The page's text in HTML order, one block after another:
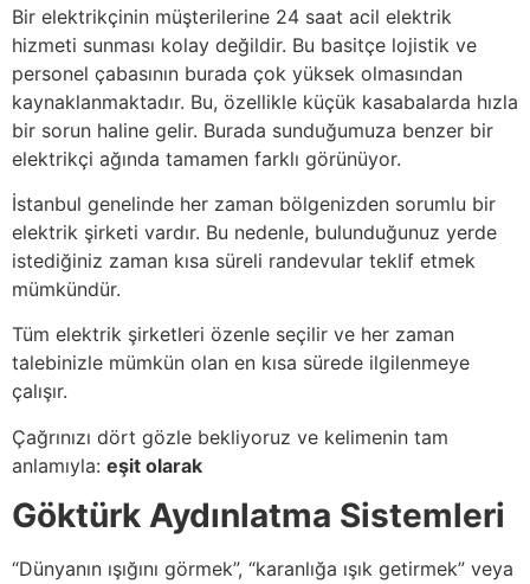
Bir elektrikçinin müşterilerine 24 saat acil elektrik
hizmeti sunması kolay değildir. Bu basitçe lojistik ve
personel çabasının burada çok yüksek olmasından
kaynaklanmaktadır. Bu, özellikle küçük kasabalarda hızla
bir sorun haline gelir. Burada sunduğumuza benzer bir
elektrikçi ağında tamamen farklı görünüyor.
İstanbul genelinde her zaman bölgenizden sorumlu bir
elektrik şirketi vardır. Bu nedenle, bulunduğunuz yerde
istediğiniz zaman kısa süreli randevular teklif etmek
mümkündür.
Tüm elektrik şirketleri özenle seçilir ve her zaman
talebinizle mümkün olan en kısa sürede ilgilenmeye
çalışır.
Çağrınızı dört gözle bekliyoruz ve kelimenin tam
anlamıyla: eşit olarak
Göktürk Aydınlatma Sistemleri
“Dünyanın ışığını görmek”, “karanlığa ışık getirmek” veya